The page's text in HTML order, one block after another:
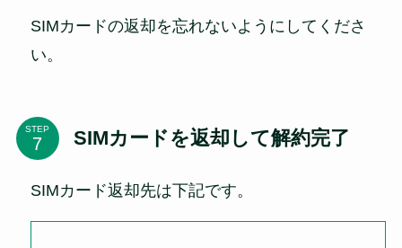
SIMカードの返却を忘れないようにしてくださ
い。
STEP SIMカードを返却して解約完了
SIMカード返却先は下記です。